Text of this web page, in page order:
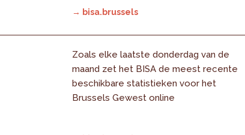
→ bisa.brussels
Zoals elke laatste donderdag van de
maand zet het BISA de meest recente
beschikbare statistieken voor het
Brussels Gewest online